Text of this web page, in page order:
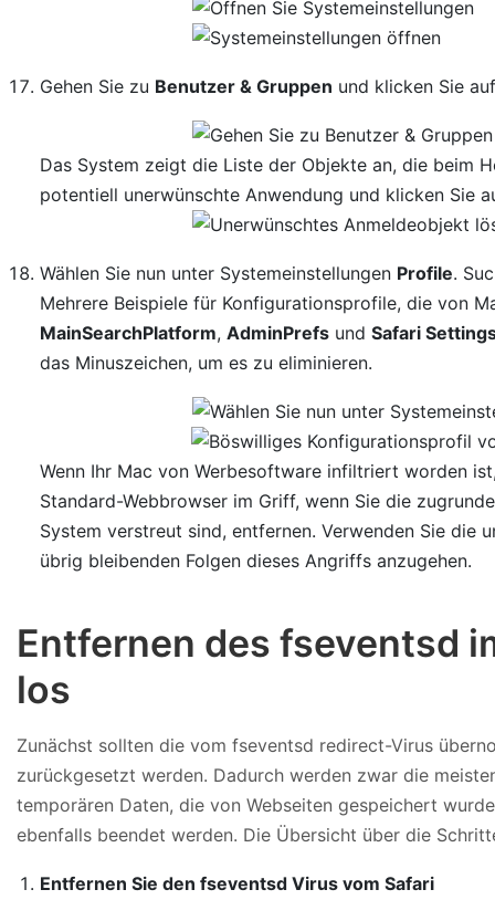
Gehen Sie zu Benutzer & Gruppen und klicken Sie
Das System zeigt die Liste der Objekte an, die beim
potentiell unerwünschte Anwendung und klicken Sie
Wählen Sie nun unter Systemeinstellungen Profile.
Mehrere Beispiele für Konfigurationsprofile, die von
MainSearchPlatform,AdminPrefs undSafari
das Minuszeichen, um es zu eliminieren.
Wenn Ihr Mac von Werbesoftware infiltriert worden
Standard-Webbrowser im Griff, wenn Sie die
System verstreut sind, entfernen. Verwenden Sie die
übrig bleibenden Folgen dieses Angriffs anzugehen.
Entfernen des fseventsd
los
Zunächst sollten die vom fseventsd redirect-Virus
zurückgesetzt werden. Dadurch werden zwar die
temporären Daten, die von Webseiten gespeichert
ebenfalls beendet werden. Die Übersicht über die
Entfernen Sie den fseventsd Virus vom Safari